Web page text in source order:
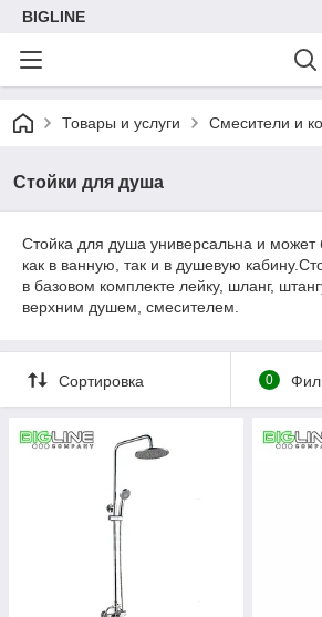
BIGLINE
Товары и услуги Смесители и
Cтойки для душа
Стойка для душа универсальна и может
как в ванную, так и в душевую
в базовом комплекте лейку, шланг,
верхним душем, смесителем.
Сортировка 0